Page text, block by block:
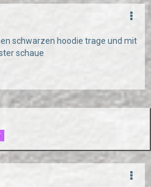
schwarzen hoodie trage und mit
schaue